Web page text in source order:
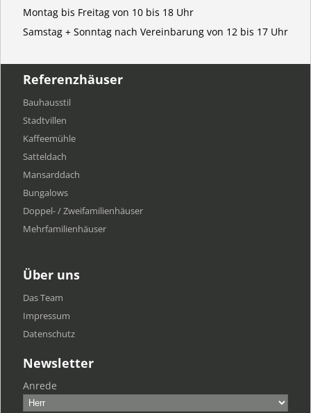
Montag bis Freitag von 10 bis 18 Uhr
Samstag + Sonntag nach Vereinbarung von 12 bis 17 Uhr
Referenzhäuser
Bauhausstil
Stadtvillen
Kaffeemühle
Satteldach
Mansarddach
Bungalows
Doppel- / Zweifamilienhäuser
Mehrfamilien​häuser
Über uns
Das Team
Impressum
Datenschutz
Newsletter
Anrede